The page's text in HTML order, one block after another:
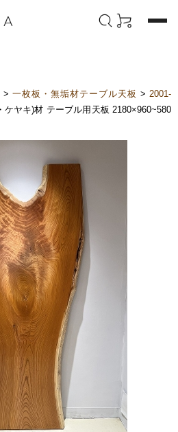
> 一枚板・無垢材テーブル天板 >2001-
ケヤキ)材 テーブル用天板 2180×960~580